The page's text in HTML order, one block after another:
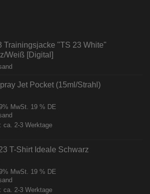
Trainingsjacke "TS 23 White"
Weiß [Digital]
Jet Pocket (15ml/Strahl)
MwSt. 19 % DE
ca. 2-3 Werktage
T-Shirt Ideale Schwarz
MwSt. 19 % DE
ca. 2-3 Werktage